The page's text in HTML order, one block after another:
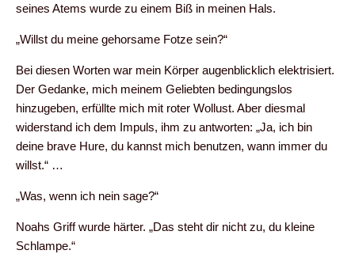
seines Atems wurde zu einem Biß in meinen Hals.
„Willst du meine gehorsame Fotze sein?“
Bei diesen Worten war mein Körper augenblicklich elektrisiert.
Der Gedanke, mich meinem Geliebten bedingungslos
hinzugeben, erfüllte mich mit roter Wollust. Aber diesmal
widerstand ich dem Impuls, ihm zu antworten: „Ja, ich bin
deine brave Hure, du kannst mich benutzen, wann immer du
willst.“ …
„Was, wenn ich nein sage?“
Noahs Griff wurde härter. „Das steht dir nicht zu, du kleine
Schlampe.“